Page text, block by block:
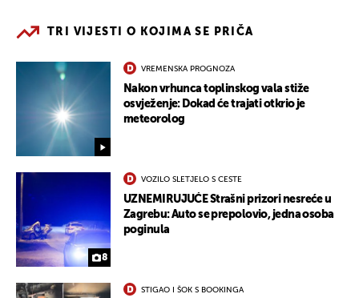
TRI VIJESTI O KOJIMA SE PRIČA
VREMENSKA PROGNOZA
Nakon vrhunca toplinskog vala stiže
osvježenje: Dokad će trajati otkrio je
meteorolog
8
VOZILO SLETJELO S CESTE
UZNEMIRUJUĆE Strašni prizori nesreće u
Zagrebu: Auto se prepolovio, jedna osoba
poginula
STIGAO I ŠOK S BOOKINGA